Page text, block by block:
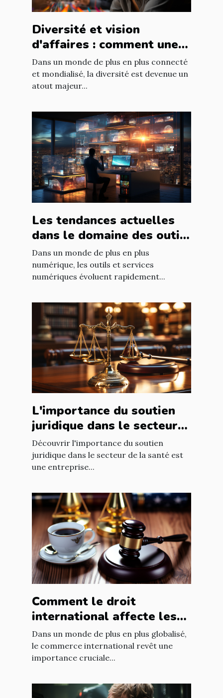
Diversité et vision
d'affaires : comment une
équipe diversifiée peut
stimuler l'innovation
Dans un monde de plus en plus connecté
et mondialisé, la diversité est devenue un
atout majeur...
Les tendances actuelles
dans le domaine des outils
et services numériques
Dans un monde de plus en plus
numérique, les outils et services
numériques évoluent rapidement...
L'importance du soutien
juridique dans le secteur
de la santé
Découvrir l'importance du soutien
juridique dans le secteur de la santé est
une entreprise...
Comment le droit
international affecte les
accords commerciaux
Dans un monde de plus en plus globalisé,
le commerce international revêt une
importance cruciale...